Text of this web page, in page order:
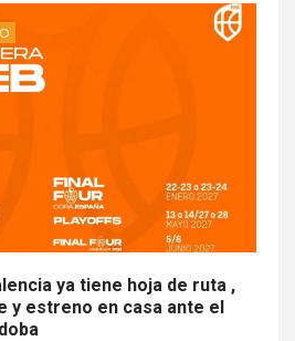
ya tiene hoja de ruta ,
y estreno en casa ante el